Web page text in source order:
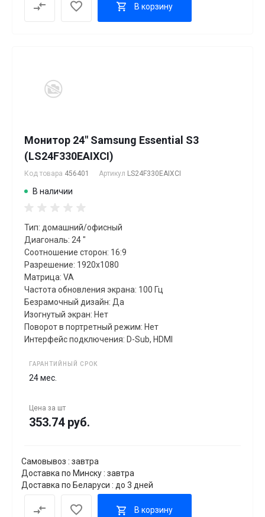
В корзину
Монитор 24" Samsung Essential S3
(LS24F330EAIXCI)
Код товара 456401 Артикул LS24F330EAIXCI
В наличии
Тип: домашний/офисный
Диагональ: 24 "
Соотношение сторон: 16:9
Разрешение: 1920x1080
Матрица: VA
Частота обновления экрана: 100 Гц
Безрамочный дизайн: Да
Изогнутый экран: Нет
Поворот в портретный режим: Нет
Интерфейс подключения: D-Sub, HDMI
ГАРАНТИЙНЫЙ СРОК
24 мес.
Цена за шт
353.74 руб.
Самовывоз : завтра
Доставка по Минску : завтра
Доставка по Беларуси : до 3 дней
В корзину